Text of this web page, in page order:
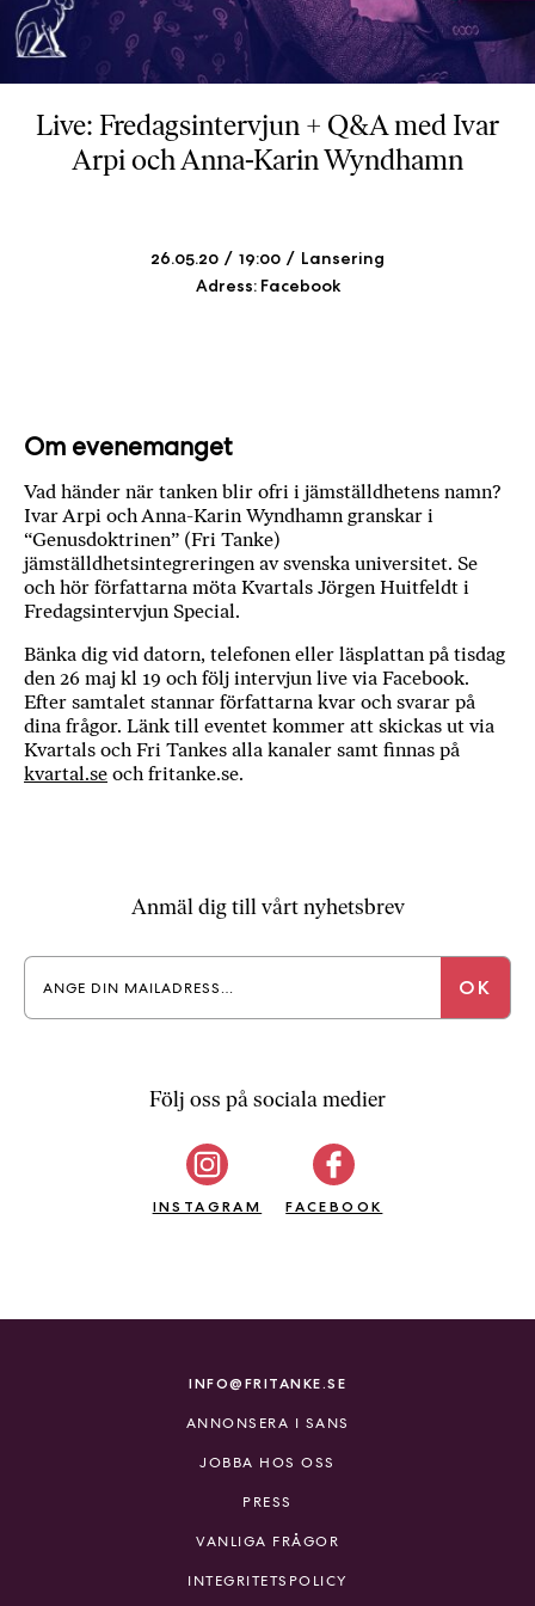
b
c
k
e
r
i
i
T
a
n
Live: Fredagsintervjun + Q&A med Ivar
Arpi och Anna-Karin Wyndhamn
26.05.20 19:00
Lansering
Adress: Facebook
Om evenemanget
Vad händer när tanken blir ofri i jämställdhetens namn?
Ivar Arpi och Anna-Karin Wyndhamn granskar i
“Genusdoktrinen” (Fri Tanke)
jämställdhetsintegreringen av svenska universitet. Se
och hör författarna möta Kvartals Jörgen Huitfeldt i
Fredagsintervjun Special.
Bänka dig vid datorn, telefonen eller läsplattan på tisdag
den 26 maj kl 19 och följ intervjun live via Facebook.
Efter samtalet stannar författarna kvar och svarar på
dina frågor. Länk till eventet kommer att skickas ut via
Kvartals och Fri Tankes alla kanaler samt finnas på
kvartal.se och fritanke.se.
Anmäl dig till vårt nyhetsbrev
Följ oss på sociala medier
INSTAGRAM FACEBOOK
INFO@FRITANKE.SE
ANNONSERA I SANS
JOBBA HOS OSS
PRESS
VANLIGA FRÅGOR
INTEGRITETSPOLICY